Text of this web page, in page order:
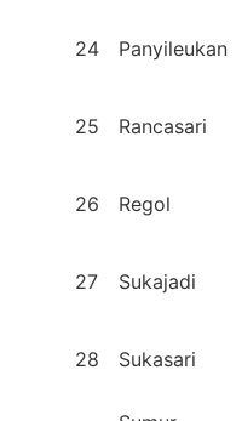
24 Panyileukan
25 Rancasari
26 Regol
27 Sukajadi
28 Sukasari